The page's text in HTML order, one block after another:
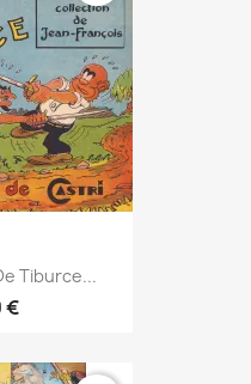
Tiburce...
€